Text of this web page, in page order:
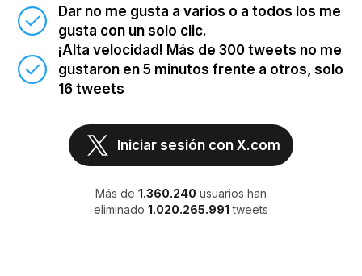
Dar no me gusta a varios o a todos los me
gusta con un solo clic.
¡Alta velocidad! Más de 300 tweets no me
gustaron en 5 minutos frente a otros, solo
16 tweets
Iniciar sesión con X.com
Más de 1.360.240 usuarios han
eliminado 1.020.265.991 tweets